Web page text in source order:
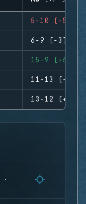
5-10 (-5)
6-9 (-3)
15-9 (+6)
11-13 (-2)
13-12 (+1)